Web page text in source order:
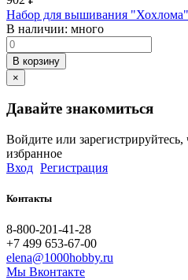
Набор для вышивания "Хохлома"
В наличии: много
В корзину
×
Давайте знакомиться
Войдите или
избранное
Вход Регистрация
Контакты
8-800-201-41-28
+7 499 653-67-00
elena@1000hobby.ru
Мы Вконтакте